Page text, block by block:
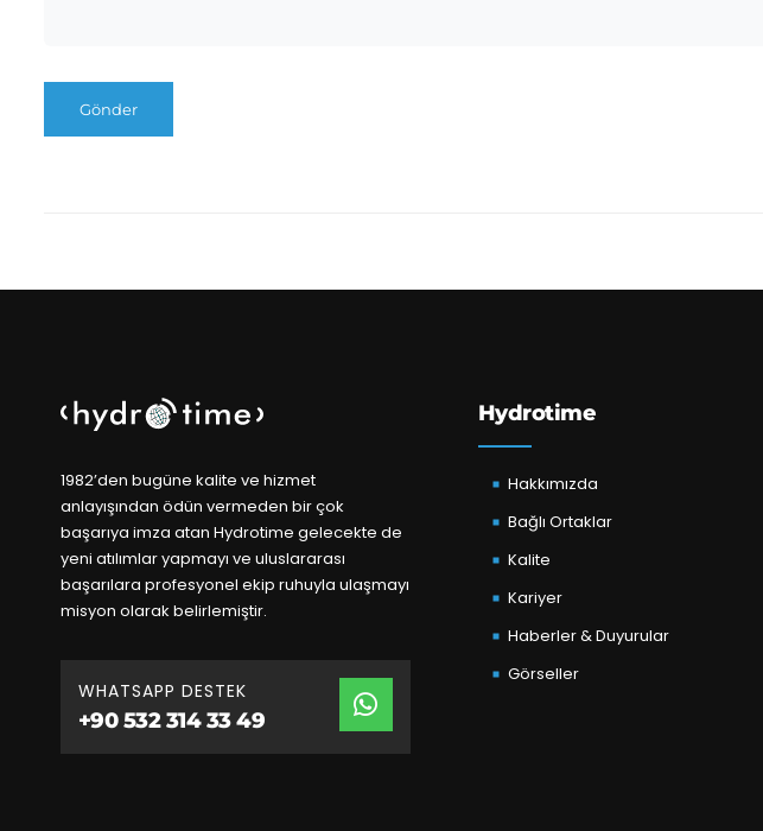
1982’den bugüne kalite ve hizmet
anlayışından ödün vermeden bir çok
başarıya imza atan Hydrotime gelecekte de
yeni atılımlar yapmayı ve uluslararası
başarılara profesyonel ekip ruhuyla ulaşmayı
misyon olarak belirlemiştir.
WHATSAPP DESTEK
+90 532 314 33 49
Hydrotime
Hakkımızda
Bağlı Ortaklar
Kalite
Kariyer
Haberler & Duyurular
Görseller